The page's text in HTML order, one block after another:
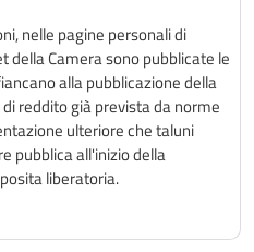
nelle pagine personali di
Camera sono pubblicate le
alla pubblicazione della
reddito già prevista da norme
ulteriore che taluni
pubblica all'inizio della
liberatoria.